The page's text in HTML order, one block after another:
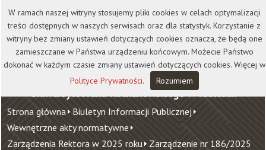
Kontakt Biblioteka
Wydawnictwo
Wirtualna Uczelnia
Uniwersytet Jana Kochanowskiego w Kielcach
Strona główna Biuletyn Informacji Publicznej
Wewnętrzne akty normatywne
Zarządzenia Rektora w 2025 roku Zarządzenie nr 186/2025
W ramach naszej witryny stosujemy pliki cookies w celach optymalizacji
treści dostępnych w naszych serwisach oraz dla statystyk. Korzystanie z
witryny bez zmiany ustawień dotyczących cookies oznacza, że będą one
zamieszczane w Państwa urządzeniu końcowym. Możecie Państwo
dokonać w każdym czasie zmiany ustawień dotyczących cookies. Więcej w
Polityce Prywatności. Rozumiem